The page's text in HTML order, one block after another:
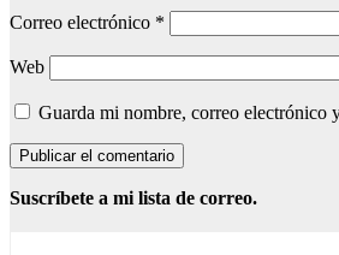
Correo electrónico *
Web
Guarda mi nombre, correo electrónico
Suscríbete a mi lista de correo.